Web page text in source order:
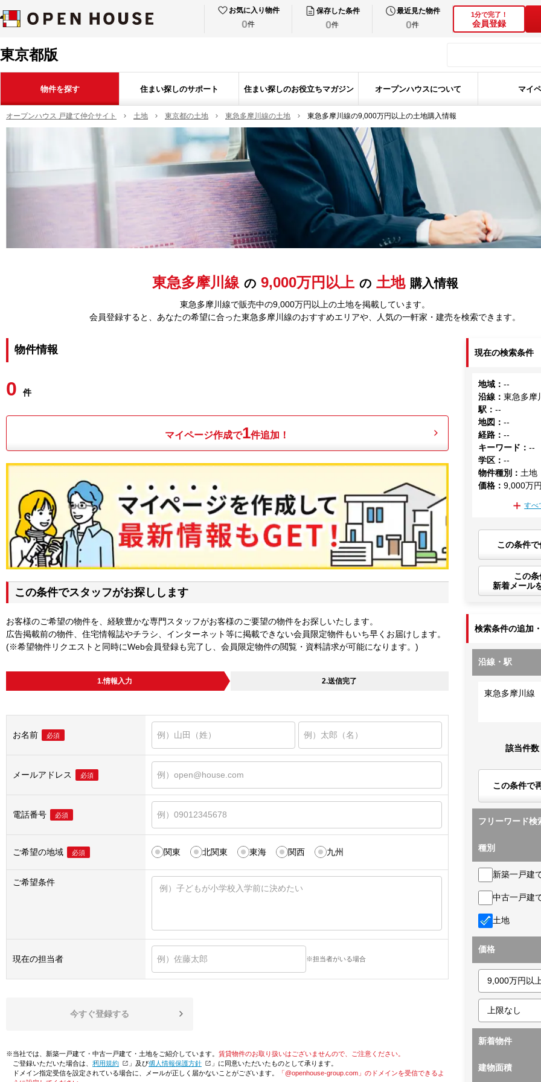
お気に入り物件
0件
保存した条件
0件
最近見た物件
0件
1分で完了！
会員登録
東京都版
物件を探す 住まい探しのサポート 住まい探しのお役立ちマガジン オープンハウスについて マイ
オープンハウス 戸建て仲介サイト 土地 東京都の土地 東急多摩川線の土地 東急多摩川線の9,000万円以上の土地購入情報
東急多摩川線 の 9,000万円以上 の 土地 購入情報
東急多摩川線で販売中の9,000万円以上の土地を掲載しています。
会員登録すると、あなたの希望に合った東急多摩川線のおすすめエリアや、人気の一軒家・建売を検索できます。
物件情報
0 件
マイページ作成で1件追加！
この条件でスタッフがお探しします
お客様のご希望の物件を、経験豊かな専門スタッフがお客様のご要望の物件をお探しいたします。
広告掲載前の物件、住宅情報誌やチラシ、インターネット等に掲載できない会員限定物件もいち早くお届けします。
(※希望物件リクエストと同時にWeb会員登録も完了し、会員限定物件の閲覧・資料請求が可能になります。)
1.情報入力 2.送信完了
お名前 必須
メールアドレス 必須
電話番号 必須
ご希望の地域 必須 関東 北関東 東海 関西 九州
ご希望条件
現在の担当者 ※担当者がいる場合
今すぐ登録する
※当社では、新築一戸建て・中古一戸建て・土地をご紹介しています。 賃貸物件のお取り扱いはございませんので、ご注意ください。
ご登録いただいた場合は、「利用規約 」及び「個人情報保護方針
」に同意いただいたものとして承ります。
ドメイン指定受信を設定されている場合に、メールが正しく届かないことがございます。
「@openhouse-group.com」のドメインを受信できるよ
現在の検索条件
地域 ：--
沿線 ：東急多摩
駅 ：--
地図 ：--
経路 ：--
キーワード ：--
学区 ：--
物件種別 ： 土地
価格 ：9,000万
すべ
この条件
この
新着メール
検索条件の追加
沿線・駅
東急多摩川線
該当件数
この条件で
フリーワード検
種別
新築一戸建
中古一戸建
土地
価格
新着物件
建物面積